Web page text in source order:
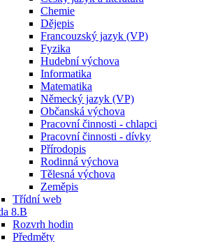
Chemie
Dějepis
Francouzský jazyk (VP)
Fyzika
Hudební výchova
Informatika
Matematika
Německý jazyk (VP)
Občanská výchova
Pracovní činnosti - chlapci
Pracovní činnosti - dívky
Přírodopis
Rodinná výchova
Tělesná výchova
Zeměpis
Třídní web
8.B
Rozvrh hodin
Předměty